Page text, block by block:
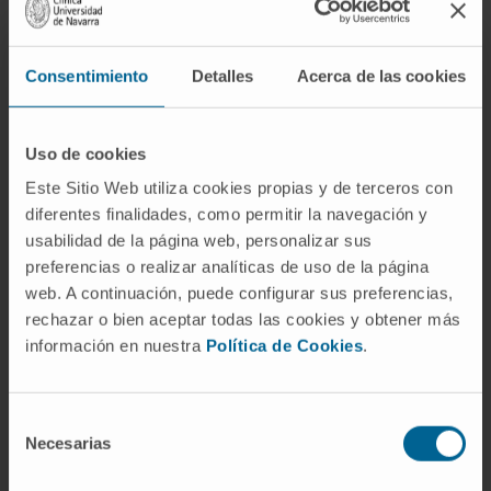
Consentimiento Detalles Acerca de las cookies
Uso de cookies
Este Sitio Web utiliza cookies propias y de terceros con
diferentes finalidades, como permitir la navegación y
usabilidad de la página web, personalizar sus
preferencias o realizar analíticas de uso de la página
web. A continuación, puede configurar sus preferencias,
rechazar o bien aceptar todas las cookies y obtener más
información en nuestra Política de Cookies.
Necesarias
Nuestros autores
Dr. Ignacio Javier Melero
Bermejo
Ver Curriculum
Investigador | Investigador principal
Grupo de Investigación en
Estrategias Combinadas de